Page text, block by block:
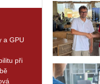
a GPU
při